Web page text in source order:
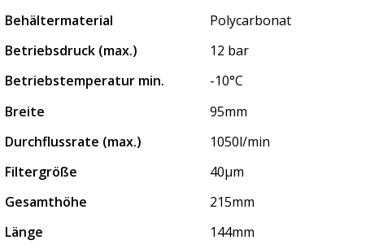
Behältermaterial
Polycarbonat
Betriebsdruck (max.)
12 bar
Betriebstemperatur min.
-10°C
Breite
95mm
Durchflussrate (max.)
1050l/min
Filtergröße
40μm
Gesamthöhe
215mm
Länge
144mm